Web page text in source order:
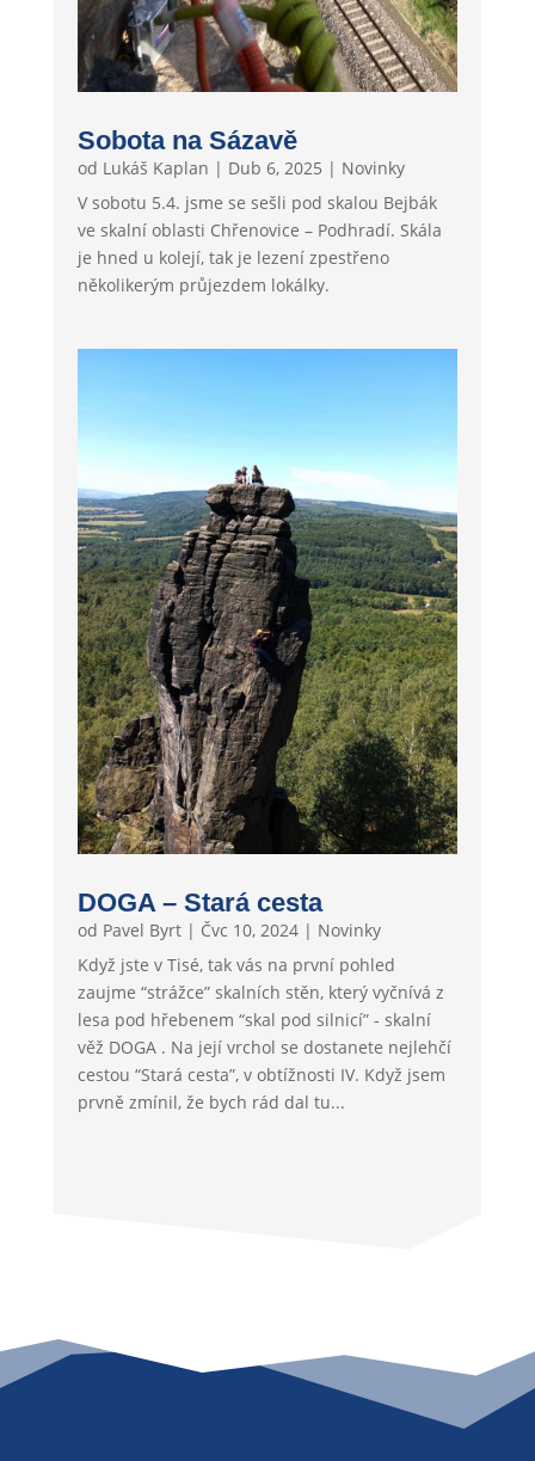
Sobota na Sázavě
od Lukáš Kaplan | Dub 6, 2025 | Novinky
V sobotu 5.4. jsme se sešli pod skalou Bejbák
ve skalní oblasti Chřenovice – Podhradí. Skála
je hned u kolejí, tak je lezení zpestřeno
několikerým průjezdem lokálky.
DOGA – Stará cesta
od Pavel Byrt| Čvc 10, 2024| Novinky
Když jste v Tisé, tak vás na první pohled
zaujme “strážce” skalních stěn, který vyčnívá z
lesa pod hřebenem “skal pod silnicí” - skalní
věž DOGA . Na její vrchol se dostanete nejlehčí
cestou “Stará cesta”, v obtížnosti IV. Když jsem
prvně zmínil, že bych rád dal tu...